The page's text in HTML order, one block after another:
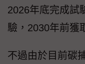
2026年底完成試
驗，2030年前獲
不過由於目前碳